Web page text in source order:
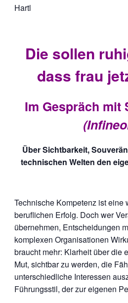
Hartl
Die sollen
dass frau
Im Gespräch mit
Über Sichtbarkeit,
technischen Welten den
Technische Kompetenz ist eine
beruflichen Erfolg. Doch wer
übernehmen, Entscheidungen
komplexen Organisationen
braucht mehr: Klarheit über die
Mut, sichtbar zu werden, die
unterschiedliche Interessen
Führungsstil, der zur eigenen